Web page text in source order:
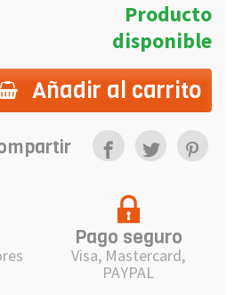
Producto
disponible
Añadir al carrito
Pago seguro
Visa, Mastercard,
PAYPAL